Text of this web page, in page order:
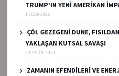
TRUMP’IN YENİ AMERİKAN
1 OCAK 2026
ÇÖL GEZEGENİ DUNE,
YAKLAŞAN KUTSAL SAVAŞI
29 EYLÜL 2024
ZAMANIN EFENDİLERİ VE